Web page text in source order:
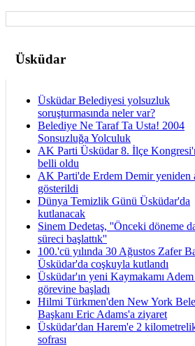
Üsküdar
Üsküdar Belediyesi yolsuzluk
soruşturmasında neler var?
Belediye Ne Taraf Ta Usta! 2004
Sonsuzluğa Yolculuk
AK Parti Üsküdar 8. İlçe
belli oldu
AK Parti'de Erdem Demir yeniden
gösterildi
Dünya Temizlik Günü Üsküdar'da
kutlanacak
Sinem Dedetaş, ''Önceki döneme
süreci başlattık''
100.'cü yılında 30 Ağustos Zafer
Üsküdar'da coşkuyla kutlandı
Üsküdar'ın yeni Kaymakamı Adem
görevine başladı
Hilmi Türkmen'den New York
Başkanı Eric Adams'a ziyaret
Üsküdar'dan Harem'e 2
sofrası